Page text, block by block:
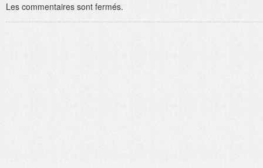
Les commentaires sont fermés.